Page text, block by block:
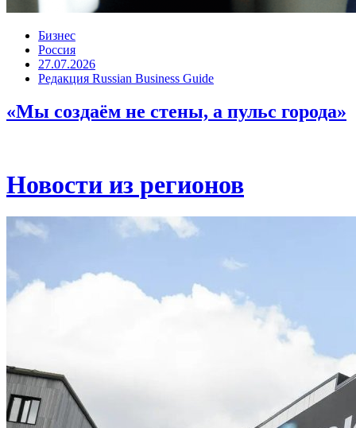
Бизнес
Россия
27.07.2026
Редакция Russian Business Guide
«Мы создаём не стены, а пульс города»
Новости из регионов